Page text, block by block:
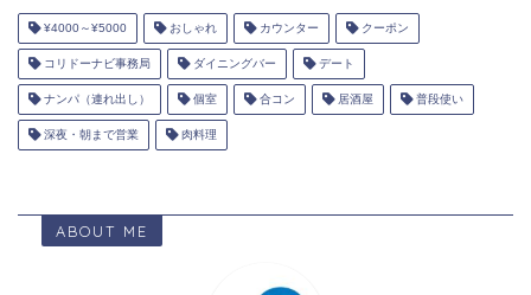
¥4000～¥5000 おしゃれ カウンター クーポン
コリドーナビ事務局 ダイニングバー デート
ナンパ（連れ出し） 個室 合コン 居酒屋 普段使い
深夜・朝まで営業 肉料理
ABOUT ME